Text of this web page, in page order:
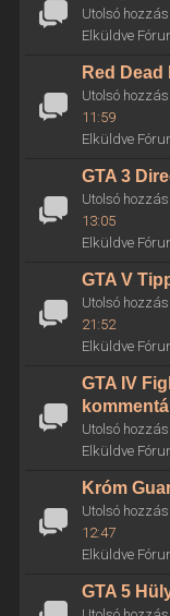
Utolsó
Elküldve
Red
Utolsó
11:59
Elküldve
GTA 3
Utolsó
13:05
Elküldve
GTA V
Utolsó
21:52
Elküldve
GTA IV
Utolsó
Elküldve
Króm
Utolsó
12:47
Elküldve
GTA 5